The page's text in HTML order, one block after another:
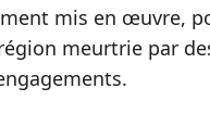
mis en œuvre,
meurtrie par